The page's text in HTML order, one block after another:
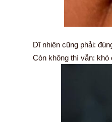
Dĩ nhiên cũng phải:
Còn không thì vẫn: